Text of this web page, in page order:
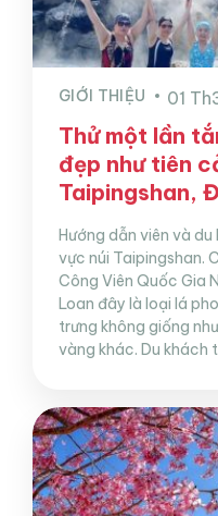
GIỚI THIỆU 01
Thử một lần
đẹp như tiên
Taipingshan,
Hướng dẫn viên và
vực núi Taipingshan.
Công Viên Quốc Gia
Loan đây là loại lá
trưng không giống
vàng khác. Du